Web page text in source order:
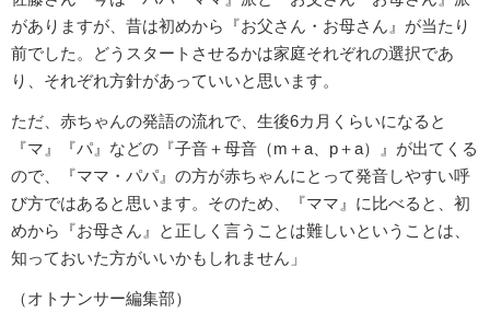
がありますが、昔は初めから『お父さん・お母さん』が当たり
前でした。どうスタートさせるかは家庭それぞれの選択であ
り、それぞれ方針があっていいと思います。
ただ、赤ちゃんの発語の流れで、生後6カ月くらいになると
『マ』『パ』などの『子音＋母音（m＋a、p＋a）』が出てくる
ので、『ママ・パパ』の方が赤ちゃんにとって発音しやすい呼
び方ではあると思います。そのため、『ママ』に比べると、初
めから『お母さん』と正しく言うことは難しいということは、
知っておいた方がいいかもしれません」
（オトナンサー編集部）